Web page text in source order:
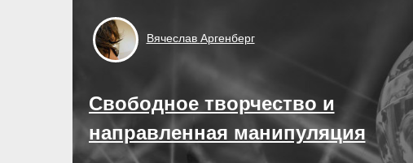
Вячеслав Аргенберг
Свободное творчество и
направленная манипуляция